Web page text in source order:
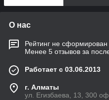
О нас
Рейтинг не сформирован
Менее 5 отзывов за
Работает с 03.06.2013
г. Алматы
ул. Егизбаева, 13, 300